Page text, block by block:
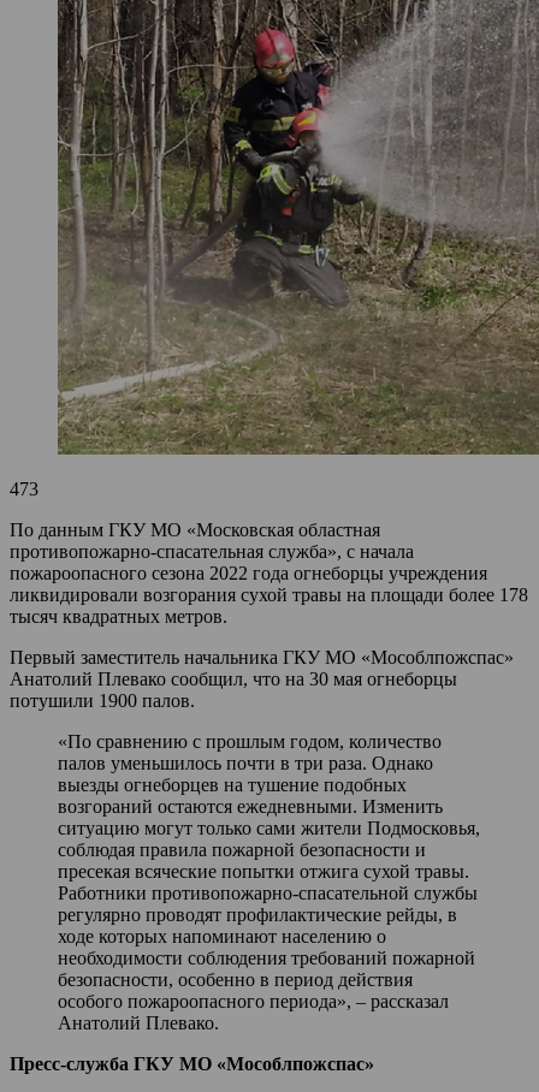
473
По данным ГКУ МО «Московская областная
противопожарно-спасательная служба», с начала
пожароопасного сезона 2022 года огнеборцы учреждения
ликвидировали возгорания сухой травы на площади более 178
тысяч квадратных метров.
Первый заместитель начальника ГКУ МО «Мособлпожспас»
Анатолий Плевако сообщил, что на 30 мая огнеборцы
потушили 1900 палов.
«По сравнению с прошлым годом, количество
палов уменьшилось почти в три раза. Однако
выезды огнеборцев на тушение подобных
возгораний остаются ежедневными. Изменить
ситуацию могут только сами жители Подмосковья,
соблюдая правила пожарной безопасности и
пресекая всяческие попытки отжига сухой травы.
Работники противопожарно-спасательной службы
регулярно проводят профилактические рейды, в
ходе которых напоминают населению о
необходимости соблюдения требований пожарной
безопасности, особенно в период действия
особого пожароопасного периода», – рассказал
Анатолий Плевако.
Пресс-служба ГКУ МО «Мособлпожспас»